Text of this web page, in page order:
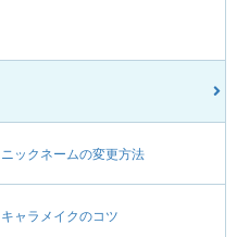
ニックネームの変更方法
キャラメイクのコツ